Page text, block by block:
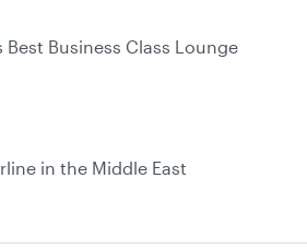
Best Business Class Lounge
in the Middle East